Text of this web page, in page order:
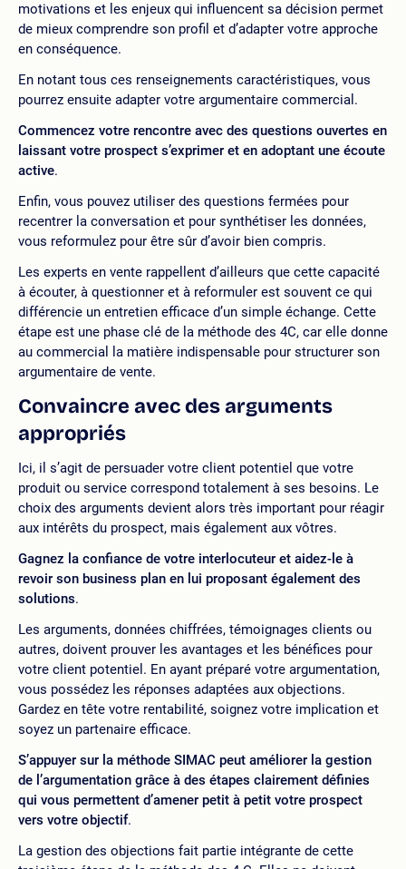
motivations et les enjeux qui influencent sa décision permet
de mieux comprendre son profil et d’adapter votre approche
en conséquence.
En notant tous ces renseignements caractéristiques, vous
pourrez ensuite adapter votre argumentaire commercial.
Commencez votre rencontre avec des questions ouvertes en
laissant votre prospect s’exprimer et en adoptant une écoute
active.
Enfin, vous pouvez utiliser des questions fermées pour
recentrer la conversation et pour synthétiser les données,
vous reformulez pour être sûr d’avoir bien compris.
Les experts en vente rappellent d’ailleurs que cette capacité
à écouter, à questionner et à reformuler est souvent ce qui
différencie un entretien efficace d’un simple échange. Cette
étape est une phase clé de la méthode des 4C, car elle donne
au commercial la matière indispensable pour structurer son
argumentaire de vente.
Convaincre avec des arguments
appropriés
Ici, il s’agit de persuader votre client potentiel que votre
produit ou service correspond totalement à ses besoins. Le
choix des arguments devient alors très important pour réagir
aux intérêts du prospect, mais également aux vôtres.
Gagnez la confiance de votre interlocuteur et aidez-le à
revoir son business plan en lui proposant également des
solutions.
Les arguments, données chiffrées, témoignages clients ou
autres, doivent prouver les avantages et les bénéfices pour
votre client potentiel. En ayant préparé votre argumentation,
vous possédez les réponses adaptées aux objections.
Gardez en tête votre rentabilité, soignez votre implication et
soyez un partenaire efficace.
S’appuyer sur la méthode SIMAC peut améliorer la gestion
de l’argumentation grâce à des étapes clairement définies
qui vous permettent d’amener petit à petit votre prospect
vers votre objectif.
La gestion des objections fait partie intégrante de cette